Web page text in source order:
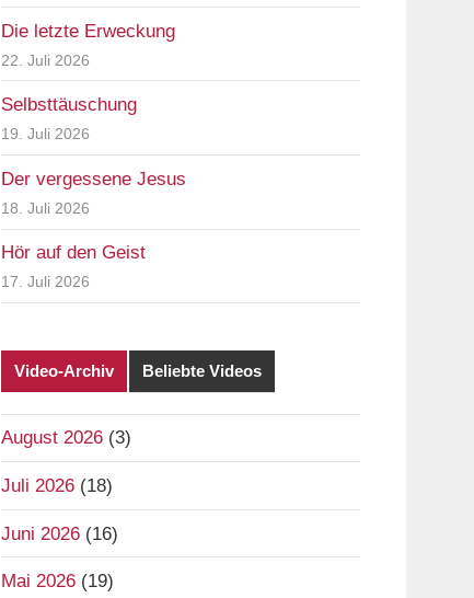
Die letzte Erweckung
22. Juli 2026
Selbsttäuschung
19. Juli 2026
Der vergessene Jesus
18. Juli 2026
Hör auf den Geist
17. Juli 2026
Video-Archiv Beliebte Videos
August 2026(3)
Juli 2026(18)
Juni 2026(16)
Mai 2026(19)